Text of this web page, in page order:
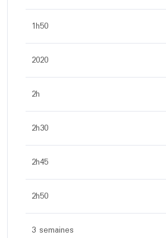
1h50
2020
2h
2h30
2h45
2h50
3 semaines